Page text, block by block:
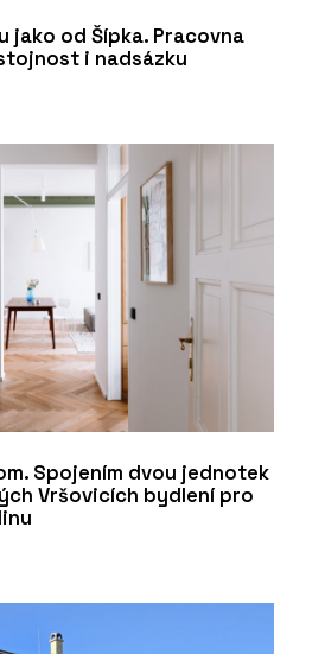
jako od Šípka. Pracovna
i nadsázku
Spojením dvou jednotek
Vršovicích bydlení pro